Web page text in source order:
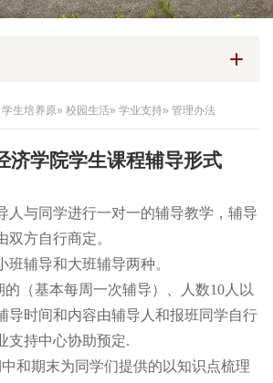
学生培养原» 校园生活» 学业支持» 管理办法
济学院学生课程辅导形式
人与同学进行一对一的辅导教学，辅导
双方自行商定。
班辅导和大班辅导两种。
的（基本每周一次辅导）、人数10人以
导时间和内容由辅导人和报班同学自行
支持中心协助预定.
中和期末为同学们提供的以知识点梳理